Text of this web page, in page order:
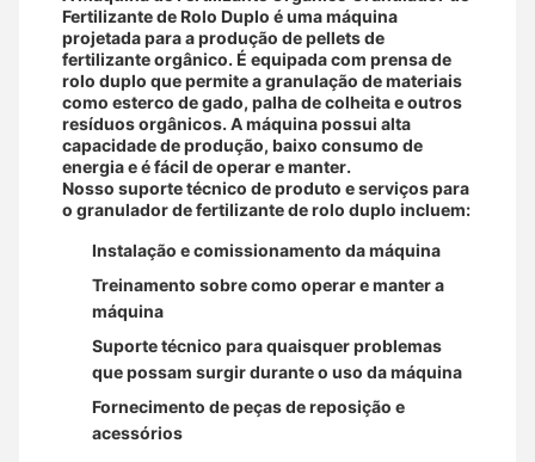
Fertilizante de Rolo Duplo é uma máquina
projetada para a produção de pellets de
fertilizante orgânico. É equipada com prensa de
rolo duplo que permite a granulação de materiais
como esterco de gado, palha de colheita e outros
resíduos orgânicos. A máquina possui alta
capacidade de produção, baixo consumo de
energia e é fácil de operar e manter.
Nosso suporte técnico de produto e serviços para
o granulador de fertilizante de rolo duplo incluem:
Instalação e comissionamento da máquina
Treinamento sobre como operar e manter a
máquina
Suporte técnico para quaisquer problemas
que possam surgir durante o uso da máquina
Fornecimento de peças de reposição e
acessórios